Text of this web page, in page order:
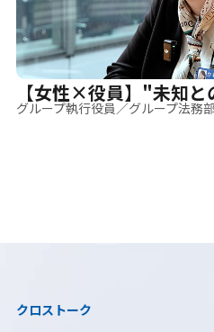
【女性×役員】"未知
グループ執行役員／グループ法務
クロストーク